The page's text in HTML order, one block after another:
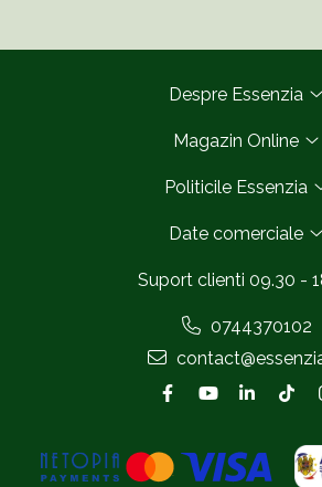
Despre Essenzia
Magazin Online
Politicile Essenzia
Date comerciale
Suport clienti 09.30 -
0744370102